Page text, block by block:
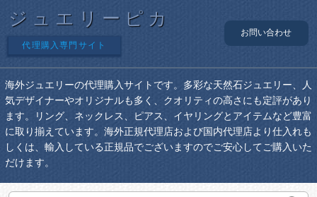
ジュエリーピカ
代理購入専門サイト
お問い合わせ
海外ジュエリーの代理購入サイトです。多彩な天然石ジュエリー、人
気デザイナーやオリジナルも多く、クオリティの高さにも定評があり
ます。リング、ネックレス、ピアス、イヤリングとアイテムなど豊富
に取り揃えています。海外正規代理店および国内代理店より仕入れも
しくは、輸入している正規品でございますのでご安心してご購入いた
だけます。